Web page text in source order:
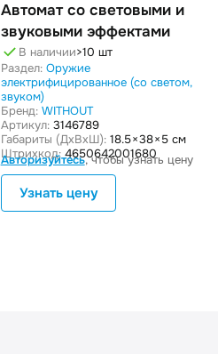
Автомат со световыми и
звуковыми эффектами
В наличии>10 шт
Раздел: Оружие
электрифицированное (со светом,
звуком)
Бренд: WITHOUT
Артикул: 3146789
Габариты (ДxВxШ): 18.5 × 38 × 5 см
Штрихкод: 4650642001680
Авторизуйтесь, чтобы узнать цену
Узнать цену